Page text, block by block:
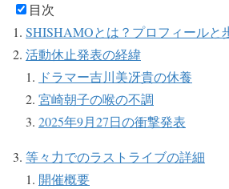
目次
SHISHAMOとは？プロフィールと
活動休止発表の経緯
ドラマー吉川美冴貴の休養
宮崎朝子の喉の不調
2025年9月27日の衝撃発表
等々力でのラストライブの詳細
開催概要